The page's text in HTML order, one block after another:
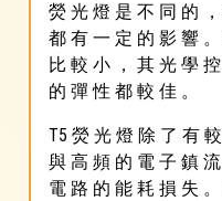
熒 光 燈 是 不 同 的
都 有 一 定 的 影 響
比 較 小 ， 其 光 學
的 彈 性 都 較 佳 。
T5 熒 光 燈 除 了 有
與 高 頻 的 電 子 鎮
電 路 的 能 耗 損 失